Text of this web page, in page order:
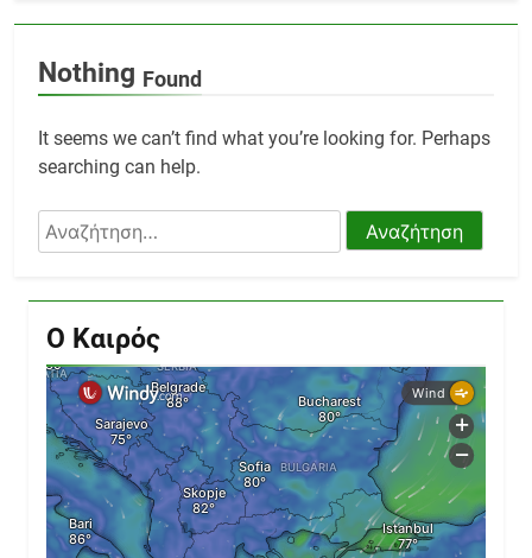
Nothing Found
It seems we can’t find what you’re looking for. Perhaps
searching can help.
Αναζήτηση
για:
Ο Καιρός